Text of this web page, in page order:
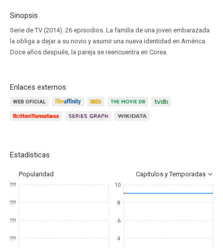
Sinopsis
Serie de TV (2014). 26 episodios. La familia de una joven embarazada
la obliga a dejar a su novio y asumir una nueva identidad en América.
Doce años después, la pareja se reencuentra en Corea.
Enlaces externos
Estadísticas
Popularidad Capítulos y Temporadas
???
???
???
???
10
8
6
4